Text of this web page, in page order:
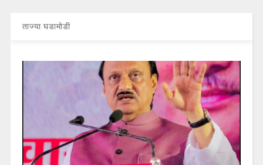
ताज्या घडामोडी